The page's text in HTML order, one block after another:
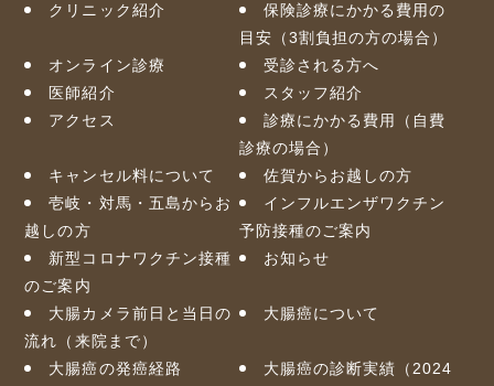
クリニック紹介
保険診療にかかる費用の
目安（3割負担の方の場合）
オンライン診療
受診される方へ
医師紹介
スタッフ紹介
アクセス
診療にかかる費用（自費
診療の場合）
キャンセル料について
佐賀からお越しの方
壱岐・対馬・五島からお
越しの方
インフルエンザワクチン
予防接種のご案内
新型コロナワクチン接種
のご案内
お知らせ
大腸カメラ前日と当日の
流れ（来院まで）
大腸癌について
大腸癌の発癌経路
大腸癌の診断実績（2024